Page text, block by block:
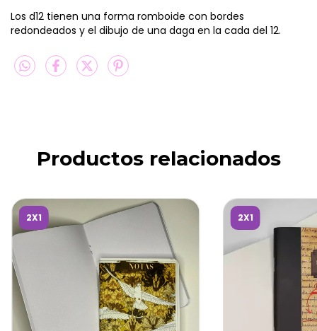
Los d12 tienen una forma romboide con bordes
redondeados y el dibujo de una daga en la cada del 12.
Productos relacionados
2X1 2X1